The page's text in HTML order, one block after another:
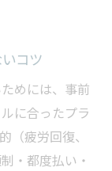
コツ
めには、事前
に合ったプラ
（疲労回復、
・都度払い・